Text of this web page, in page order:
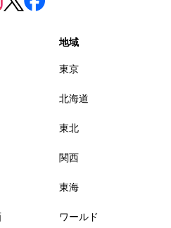
地域
東京
北海道
東北
関西
東海
ワールド